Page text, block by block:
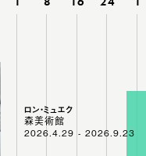
ロン・ミュエク
森美術館
2026.4.29 - 2026.9.23
8 16